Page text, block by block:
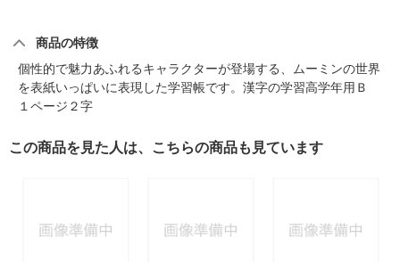
商品の特徴
個性的で魅力あふれるキャラクターが登場する、ムーミンの世界
を表紙いっぱいに表現した学習帳です。漢字の学習高学年用Ｂ
１ページ２字
この商品を見た人は、こちらの商品も見ています